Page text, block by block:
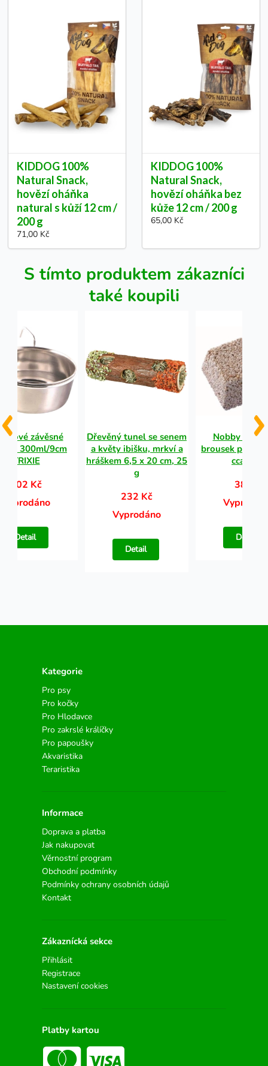
KIDDOG 100%
Natural Snack,
hovězí oháňka
natural s kůží 12 cm /
200 g
71,00 Kč
KIDDOG 100%
Natural Snack,
hovězí oháňka bez
kůže 12 cm / 200 g
65,00 Kč
S tímto produktem zákazníci
také koupili
závěsné
300ml/9cm
TRIXIE
102 Kč
Vyprodáno
Detail
Dřevěný tunel se senem
a květy ibišku, mrkví a
hráškem 6,5 x 20 cm, 25
g
232 Kč
Vyprodáno
Detail
Nobby
brousek pro
cca 94g
38 Kč
Detail
Kategorie
Pro psy
Pro kočky
Pro Hlodavce
Pro zakrslé králíčky
Pro papoušky
Akvaristika
Teraristika
Informace
Doprava a platba
Jak nakupovat
Věrnostní program
Obchodní podmínky
Podmínky ochrany osobních údajů
Kontakt
Zákaznícká sekce
Přihlásit
Registrace
Nastavení cookies
Platby kartou